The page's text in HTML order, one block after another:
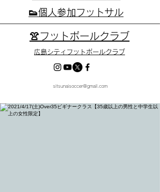
👟個人参加フットサル
👚フットボールクラブ
広島シティフットボールクラブ
sitsunaisoccer@gmail.com